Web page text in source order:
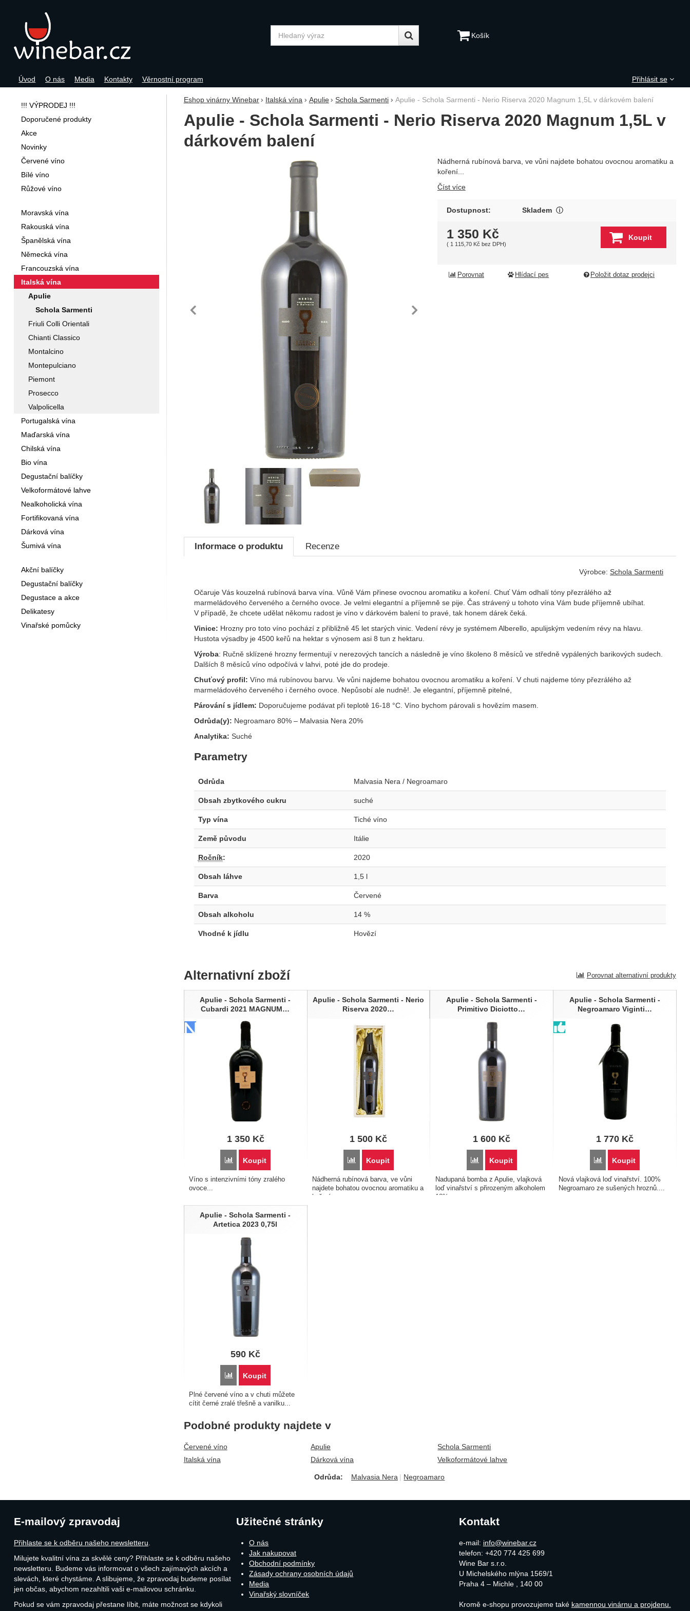
Eshop vinárny Winebar Italská vína Apulie Schola Sarmenti Apulie - Schola Sarmenti - Nerio Riserva 2020 Magnum 1,5L v dárkovém balení
Apulie - Schola Sarmenti - Nerio Riserva 2020 Magnum 1,5L v
dárkovém balení
předchozí následující
Fotografie
Nádherná rubínová barva, ve vůni najdete bohatou ovocnou aromatiku a
koření...
Číst více
Dostupnost: Skladem
1 350 Kč
( 1 115,70 Kč bez DPH)
Koupit
Porovnat Hlídací pes Položit dotaz prodejci
Informace o produktu Recenze
Výrobce:Schola Sarmenti
Očaruje Vás kouzelná rubínová barva vína. Vůně Vám přinese ovocnou aromatiku a koření. Chuť Vám odhalí tóny přezrálého až
marmeládového červeného a černého ovoce. Je velmi elegantní a příjemně se pije. Čas strávený u tohoto vína Vám bude příjemně ubíhat.
V případě, že chcete udělat někomu radost je víno v dárkovém balení to pravé, tak honem dárek čeká.
Vinice: Hrozny pro toto víno pochází z přibližně 45 let starých vinic. Vedení révy je systémem Alberello, apulijským vedením révy na hlavu.
Hustota výsadby je 4500 keřů na hektar s výnosem asi 8 tun z hektaru.
Výroba: Ručně sklízené hrozny fermentují v nerezových tancích a následně je víno školeno 8 měsíců ve středně vypálených barikových sudech.
Dalších 8 měsíců víno odpočívá v lahvi, poté jde do prodeje.
Chuťový profil: Víno má rubínovou barvu. Ve vůni najdeme bohatou ovocnou aromatiku a koření. V chuti najdeme tóny přezrálého až
marmeládového červeného i černého ovoce. Nepůsobí ale nudně!. Je elegantní, příjemně pitelné,
Párování s jídlem: Doporučujeme podávat při teplotě 16-18 °C. Víno bychom párovali s hovězím masem.
Odrůda(y): Negroamaro 80% – Malvasia Nera 20%
Analytika: Suché
Parametry
Odrůda Malvasia Nera / Negroamaro
Obsah zbytkového cukru suché
Typ vína Tiché víno
Země původu Itálie
Ročník: 2020
Obsah láhve 1,5 l
Barva Červené
Obsah alkoholu 14 %
Vhodné k jídlu Hovězí
Alternativní zboží Porovnat alternativní produkty
Apulie - Schola Sarmenti -
Cubardi 2021 MAGNUM…
1 350 Kč
Porovnat
Koupit
Víno s intenzivními tóny zralého
ovoce...
Apulie - Schola Sarmenti - Nerio
Riserva 2020…
1 500 Kč
Porovnat
Koupit
Nádherná rubínová barva, ve vůni
najdete bohatou ovocnou aromatiku a
koření...
Apulie - Schola Sarmenti -
Primitivo Diciotto…
1 600 Kč
Porovnat
Koupit
Nadupaná bomba z Apulie, vlajková
loď vinařství s přirozeným alkoholem
18%...
Apulie - Schola Sarmenti -
Negroamaro Viginti…
1 770 Kč
Porovnat
Koupit
Nová vlajková loď vinařství. 100%
Negroamaro ze sušených hroznů....
Apulie - Schola Sarmenti -
Artetica 2023 0,75l
590 Kč
Porovnat
Koupit
Plné červené víno a v chuti můžete
cítit černé zralé třešně a vanilku...
Podobné produkty najdete v
Červené víno
Italská vína
Apulie
Dárková vína
Schola Sarmenti
Velkoformátové lahve
Odrůda: Malvasia Nera Negroamaro
!!! VÝPRODEJ !!!
Doporučené produkty
Akce
Novinky
Červené víno
Bílé víno
Růžové víno
Moravská vína
Rakouská vína
Španělská vína
Německá vína
Francouzská vína
Italská vína
Apulie
Schola Sarmenti
Friuli Colli Orientali
Chianti Classico
Montalcino
Montepulciano
Piemont
Prosecco
Valpolicella
Portugalská vína
Maďarská vína
Chilská vína
Bio vína
Degustační balíčky
Velkoformátové lahve
Nealkoholická vína
Fortifikovaná vína
Dárková vína
Šumivá vína
Akční balíčky
Degustační balíčky
Degustace a akce
Delikatesy
Vinařské pomůcky
Navigace
Úvod O nás Media Kontakty Věrnostní program Přihlásit se
Vyhledávání Košík
E-mailový zpravodaj
Přihlaste se k odběru našeho newsletteru
Milujete kvalitní vína za skvělé ceny? Přihlaste se k odběru našeho
newsletteru. Budeme vás informovat o všech zajímavých akcích a
slevách, které chystáme. A slibujeme, že zpravodaj budeme posílat
jen občas, abychom nezahltili vaši e-mailovou schránku.
Pokud se vám zpravodaj přestane líbit, máte možnost se kdykoli
Užitečné stránky
O nás
Jak nakupovat
Obchodní podmínky
Zásady ochrany osobních údajů
Media
Vinařský slovníček
Kontakt
e-mail: info@winebar.cz
telefon: +420 774 425 699
Wine Bar s.r.o.
U Michelského mlýna 1569/1
Praha 4 – Michle
140 00
Kromě e-shopu provozujeme také kamennou vinárnu a projdenu.